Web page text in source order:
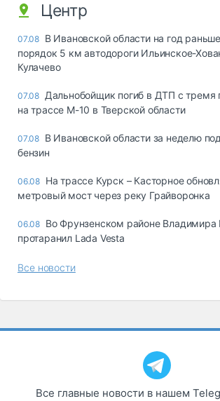
Центр
07.08 В Ивановской области на год
порядок 5 км автодороги Ильинское-
Кулачево
07.08 Дальнобойщик погиб в ДТП с тремя
на трассе М-10 в Тверской области
07.08 В Ивановской области за неделю
бензин
06.08 На трассе Курск – Касторное
метровый мост через реку Грайворонка
06.08 Во Фрунзенском районе
протаранил Lada Vesta
Все новости
Все главные новости в нашем